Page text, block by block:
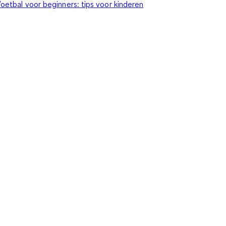
voor beginners: tips voor kinderen